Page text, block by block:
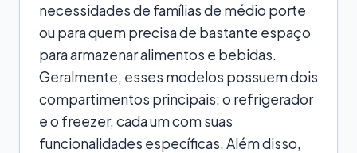
necessidades de famílias de médio porte
ou para quem precisa de bastante espaço
para armazenar alimentos e bebidas.
Geralmente, esses modelos possuem dois
compartimentos principais: o refrigerador
e o freezer, cada um com suas
funcionalidades específicas. Além disso,